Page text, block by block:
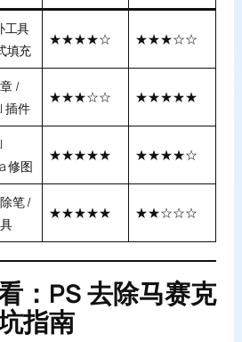
工具
填充
★★★★☆ ★★★☆☆
/
插件
★★★☆☆ ★★★★★
修图
★★★★★ ★★★★☆
笔 /
★★★★★ ★★☆☆☆
：PS 去除马赛克
指南